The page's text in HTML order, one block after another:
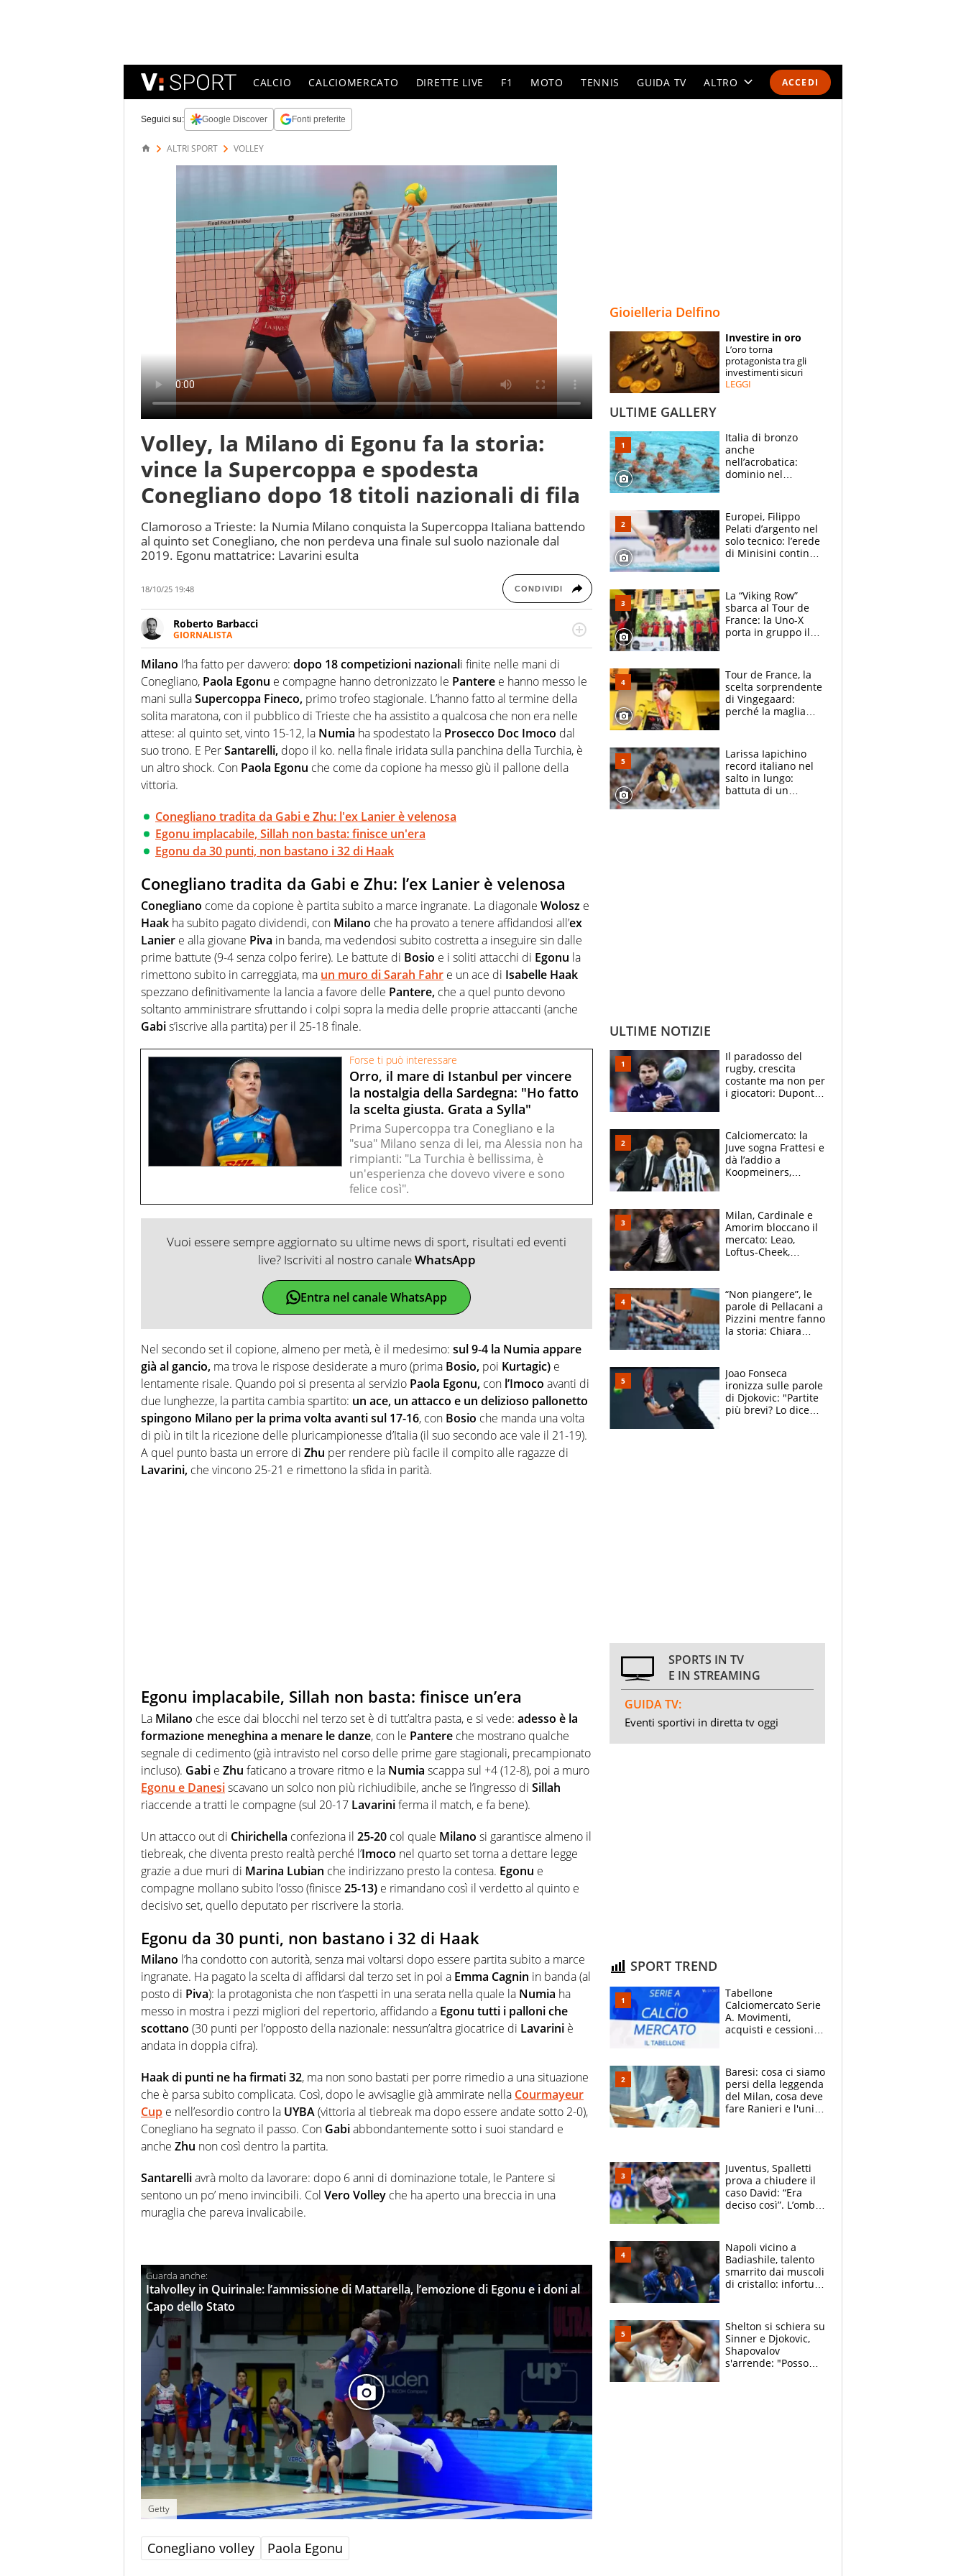
ACCEDI
CALCIO CALCIOMERCATO DIRETTE LIVE F1 MOTO TENNIS GUIDA TV ALTRO
SPECIALI
ESPERTI
Seguici su: Google Discover Fonti preferite
ALTRI SPORT VOLLEY
Volley, la Milano di Egonu fa la storia:
vince la Supercoppa e spodesta
Conegliano dopo 18 titoli nazionali di fila
Clamoroso a Trieste: la Numia Milano conquista la Supercoppa Italiana battendo
al quinto set Conegliano, che non perdeva una finale sul suolo nazionale dal
2019. Egonu mattatrice: Lavarini esulta
18/10/25 19:48 CONDIVIDI
Roberto Barbacci
GIORNALISTA
Giornalista (pubblicista) sportivo a tutto campo, è il tuttologo di Virgilio Sport. Provate a
chiedergli di boxe, di scherma, di volley o di curling: ve ne farà innamorare
Milano l’ha fatto per davvero: dopo 18 competizioni nazionali finite nelle mani di
Conegliano, Paola Egonu e compagne hanno detronizzato le Pantere e hanno messo le
mani sullaSupercoppa Fineco, primo trofeo stagionale. L’hanno fatto al termine della
solita maratona, con il pubblico di Trieste che ha assistito a qualcosa che non era nelle
attese: al quinto set, vinto 15-12, la Numia ha spodestato la Prosecco Doc Imoco dal
suo trono. E PerSantarelli, dopo il ko. nella finale iridata sulla panchina della Turchia, è
un altro shock. Con Paola Egonu che come da copione ha messo giù il pallone della
vittoria.
Conegliano tradita da Gabi e Zhu: l'ex Lanier è velenosa
Egonu implacabile, Sillah non basta: finisce un'era
Egonu da 30 punti, non bastano i 32 di Haak
Conegliano tradita da Gabi e Zhu: l’ex Lanier è velenosa
Conegliano come da copione è partita subito a marce ingranate. La diagonale Wolosz e
Haak ha subito pagato dividendi, con Milano che ha provato a tenere affidandosi all’ex
Lanier e alla giovane Piva in banda, ma vedendosi subito costretta a inseguire sin dalle
prime battute (9-4 senza colpo ferire). Le battute di Bosio e i soliti attacchi di Egonu la
rimettono subito in carreggiata, ma un muro di Sarah Fahr e un ace di Isabelle Haak
spezzano definitivamente la lancia a favore delle Pantere, che a quel punto devono
soltanto amministrare sfruttando i colpi sopra la media delle proprie attaccanti (anche
Gabis’iscrive alla partita) per il 25-18 finale.
Forse ti può interessare
Orro, il mare di Istanbul per vincere
la nostalgia della Sardegna: "Ho fatto
la scelta giusta. Grata a Sylla"
Prima Supercoppa tra Conegliano e la
"sua" Milano senza di lei, ma Alessia non ha
rimpianti: "La Turchia è bellissima, è
un'esperienza che dovevo vivere e sono
felice così".
Vuoi essere sempre aggiornato su ultime news di sport, risultati ed eventi
live? Iscriviti al nostro canaleWhatsApp
Entra nel canale WhatsApp
Nel secondo set il copione, almeno per metà, è il medesimo: sul 9-4 la Numia appare
già al gancio, ma trova le rispose desiderate a muro (prima Bosio, poi Kurtagic) e
lentamente risale. Quando poi si presenta al servizio Paola Egonu, con l’Imoco avanti di
due lunghezze, la partita cambia spartito: un ace, un attacco e un delizioso pallonetto
spingono Milano per la prima volta avanti sul 17-16, con Bosio che manda una volta
di più in tilt la ricezione delle pluricampionesse d’Italia (il suo secondo ace vale il 21-19).
A quel punto basta un errore di Zhu per rendere più facile il compito alle ragazze di
Lavarini, che vincono 25-21 e rimettono la sfida in parità.
Egonu implacabile, Sillah non basta: finisce un’era
La Milano che esce dai blocchi nel terzo set è di tutt’altra pasta, e si vede: adesso è la
formazione meneghina a menare le danze, con le Pantere che mostrano qualche
segnale di cedimento (già intravisto nel corso delle prime gare stagionali, precampionato
incluso). Gabi e Zhu faticano a trovare ritmo e la Numia scappa sul +4 (12-8), poi a muro
Egonu e Danesiscavano un solco non più richiudibile, anche se l’ingresso di Sillah
riaccende a tratti le compagne (sul 20-17 Lavariniferma il match, e fa bene).
Un attacco out di Chirichella confeziona il 25-20 col quale Milano si garantisce almeno il
tiebreak, che diventa presto realtà perché l’Imoco nel quarto set torna a dettare legge
grazie a due muri di Marina Lubian che indirizzano presto la contesa. Egonu e
compagne mollano subito l’osso (finisce 25-13) e rimandano così il verdetto al quinto e
decisivo set, quello deputato per riscrivere la storia.
Egonu da 30 punti, non bastano i 32 di Haak
Milano l’ha condotto con autorità, senza mai voltarsi dopo essere partita subito a marce
ingranate. Ha pagato la scelta di affidarsi dal terzo set in poi a Emma Cagnin in banda (al
posto di Piva): la protagonista che non t’aspetti in una serata nella quale la Numia ha
messo in mostra i pezzi migliori del repertorio, affidando a Egonu tutti i palloni che
scottano (30 punti per l’opposto della nazionale: nessun’altra giocatrice di Lavarini è
andata in doppia cifra).
Haak di punti ne ha firmati 32, ma non sono bastati per porre rimedio a una situazione
che è parsa subito complicata. Così, dopo le avvisaglie già ammirate nella Courmayeur
Cup e nell’esordio contro la UYBA(vittoria al tiebreak ma dopo essere andate sotto 2-0),
Conegliano ha segnato il passo. Con Gabiabbondantemente sotto i suoi standard e
anche Zhu non così dentro la partita.
Santarelliavrà molto da lavorare: dopo 6 anni di dominazione totale, le Pantere si
sentono un po’ meno invincibili. Col Vero Volley che ha aperto una breccia in una
muraglia che pareva invalicabile.
Italvolley in Quirinale: l’ammissione di Mattarella, l’emozione di Egonu e i doni al
Capo dello Stato
Getty
Conegliano volley Paola Egonu
Gioielleria Delfino
Investire in oro
L’oro torna
protagonista tra gli
investimenti sicuri
LEGGI
ULTIME GALLERY
Italia di bronzo
anche
nell’acrobatica:
dominio nel
e compagni
continuare
Europei, Filippo
Pelati d’argento nel
solo tecnico: l’erede
di Minisini continua
mirino
La “Viking Row”
sbarca al Tour de
France: la Uno-X
porta in gruppo il
compagni
Tour de France, la
scelta sorprendente
di Vingegaard:
perché la maglia
rischio da evitare
Larissa Iapichino
record italiano nel
salto in lungo:
battuta di un
ULTIME NOTIZIE
Il paradosso del
rugby, crescita
costante ma non per
i giocatori: Dupont
solo 1,4 milioni
all'anno
Calciomercato: la
Juve sogna Frattesi e
dà l’addio a
Koopmeiners,
scatenata
Milan, Cardinale e
Amorim bloccano il
mercato: Leao,
Loftus-Cheek,
Soulè e Osorio nel
mirino
“Non piangere”, le
parole di Pellacani a
Pizzini mentre fanno
la storia: Chiara
Joao Fonseca
ironizza sulle parole
di Djokovic: "Partite
più brevi? Lo dice
SPORTS IN TV
E IN STREAMING
GUIDA TV:
Eventi sportivi in diretta tv oggi
SPORT TREND
Tabellone
Calciomercato Serie
A. Movimenti,
acquisti e cessioni:
Baresi: cosa ci siamo
persi della leggenda
del Milan, cosa deve
fare Ranieri e l'unico
Juventus, Spalletti
prova a chiudere il
caso David: “Era
deciso così”. L’ombra
Napoli vicino a
Badiashile, talento
smarrito dai muscoli
di cristallo: infortuni
Shelton si schiera su
Sinner e Djokovic,
Shapovalov
s'arrende: "Posso